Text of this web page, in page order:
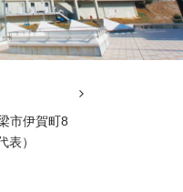
市伊賀町8
）